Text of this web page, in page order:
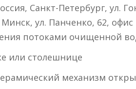
Санкт-Петербург, ул.
ул. Панченко, 62, офис
потоками очищенной
или столешнице
механизм